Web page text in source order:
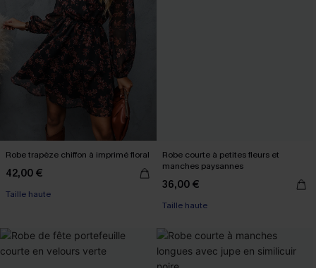
Robe trapèze chiffon à imprimé floral
42,00 €
Taille haute
Robe courte à petites fleurs et
manches paysannes
36,00 €
Taille haute